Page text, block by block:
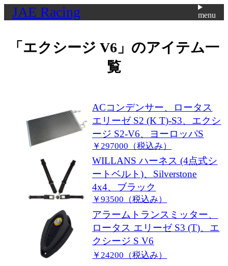
JAE Racing menu
「 エクシージ V6 」のアイテム一
覧
ACコンデンサー、ロータス
エリーゼ S2 (K T)-S3、エクシ
ージ S2-V6、ヨーロッパS
￥297000（税込み）
WILLANS ハーネス (4点式シ
ートベルト)、Silverstone
4x4、ブラック
￥93500（税込み）
アラームトランスミッター、
ロータス エリーゼ S3 (T)、エ
クシージ S V6
￥24200（税込み）